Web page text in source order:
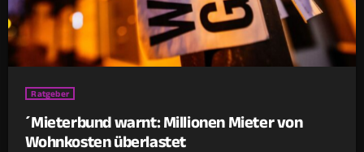
Ratgeber
´Mieterbund warnt: Millionen Mieter von
Wohnkosten überlastet